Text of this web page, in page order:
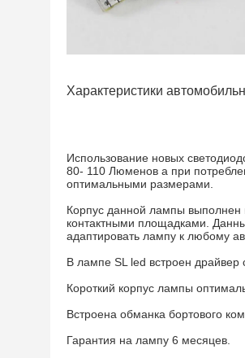
Характеристики
Использование новых
80- 110 Люменов а при
оптимальными размерами.
Корпус данной лампы выполнен
контактными площадками.
адаптировать лампу к любому
В лампе SL led встроен драйвер
Короткий корпус лампы
Встроена обманка бортового
Гарантия на лампу 6 месяцев.